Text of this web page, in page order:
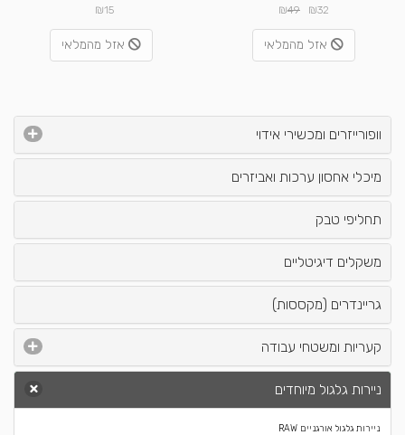
₪32
₪49
אזל מהמלאי
₪15
אזל מהמלאי
וופורייזרים ומכשירי אידוי
מיכלי אחסון ערכות ואביזרים
תחליפי טבק
משקלים דיגיטליים
גריינדרים (מקססות)
קעריות ומשטחי עבודה
ניירות גלגול מיוחדים
ניירות גלגול אורגניים RAW